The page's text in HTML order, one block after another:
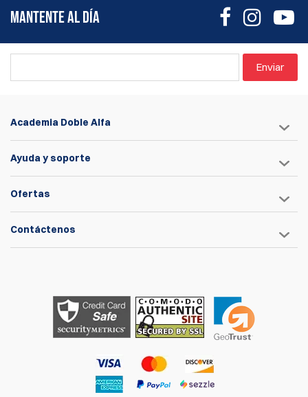
MANTENTE AL DÍA
Enviar
Academia Doble Alfa
Ayuda y soporte
Ofertas
Contáctenos